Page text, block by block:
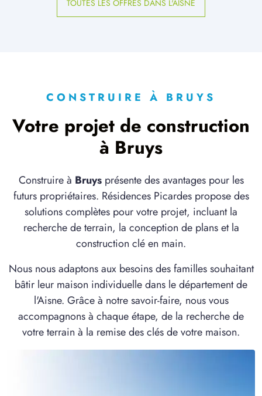
TOUTES LES OFFRES DANS L'AISNE
CONSTRUIRE À BRUYS
Votre projet de construction
à Bruys
Construire à Bruysprésente des avantages pour les
futurs propriétaires. Résidences Picardes propose des
solutions complètes pour votre projet, incluant la
recherche de terrain, la conception de plans et la
construction clé en main.
Nous nous adaptons aux besoins des familles souhaitant
bâtir leur maison individuelle dans le département de
l'Aisne. Grâce à notre savoir-faire, nous vous
accompagnons à chaque étape, de la recherche de
votre terrain à la remise des clés de votre maison.